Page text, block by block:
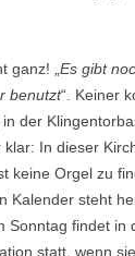
„ Es gibt
benutzt“. Keiner
der
In dieser
keine Orgel zu
Kalender steht
Sonntag findet in
statt, wenn